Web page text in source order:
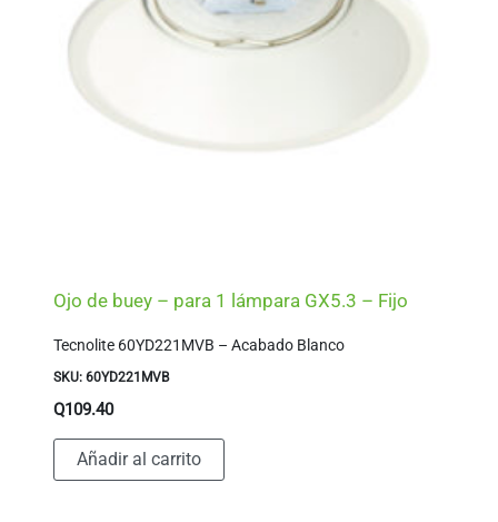
Ojo de buey – para 1 lámpara GX5.3 – Fijo
Tecnolite 60YD221MVB – Acabado Blanco
SKU: 60YD221MVB
Q109.40
Añadir al carrito